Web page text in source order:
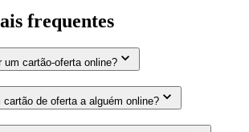
frequentes
um cartão-oferta online?
de oferta a alguém online?